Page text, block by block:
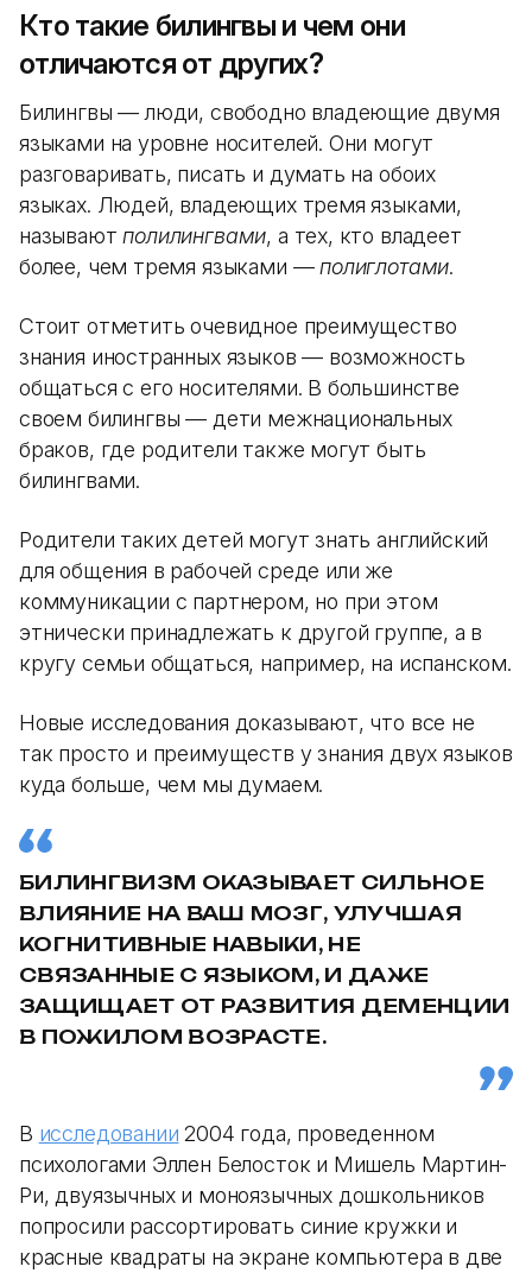
Кто такие билингвы и чем они
отличаются от других?
Билингвы — люди, свободно владеющие двумя
языками на уровне носителей. Они могут
разговаривать, писать и думать на обоих
языках. Людей, владеющих тремя языками,
называютполилингвами, а тех, кто владеет
более, чем тремя языками —полиглотами.
Стоит отметить очевидное преимущество
знания иностранных языков — возможность
общаться с его носителями. В большинстве
своем билингвы — дети межнациональных
браков, где родители также могут быть
билингвами.
Родители таких детей могут знать английский
для общения в рабочей среде или же
коммуникации с партнером, но при этом
этнически принадлежать к другой группе, а в
кругу семьи общаться, например, на испанском.
Новые исследования доказывают, что все не
так просто и преимуществ у знания двух языков
куда больше, чем мы думаем.
БИЛИНГВИЗМ ОКАЗЫВАЕТ СИЛЬНОЕ
ВЛИЯНИЕ НА ВАШ МОЗГ, УЛУЧШАЯ
КОГНИТИВНЫЕ НАВЫКИ, НЕ
СВЯЗАННЫЕ С ЯЗЫКОМ, И ДАЖЕ
ЗАЩИЩАЕТ ОТ РАЗВИТИЯ ДЕМЕНЦИИ
В ПОЖИЛОМ ВОЗРАСТЕ.
В исследовании 2004 года, проведенном
психологами Эллен Белосток и Мишель Мартин-
Ри, двуязычных и моноязычных дошкольников
попросили рассортировать синие кружки и
красные квадраты на экране компьютера в две